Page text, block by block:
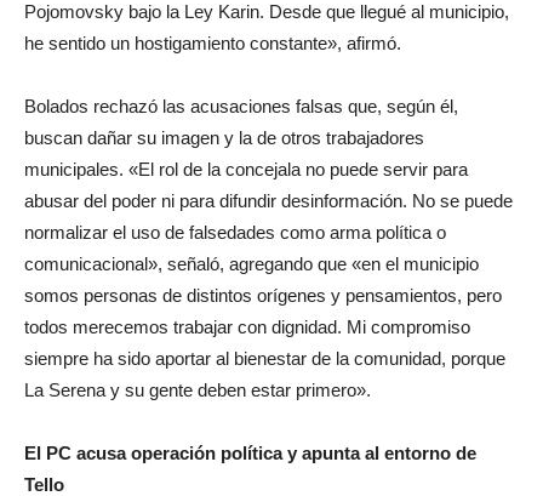
Pojomovsky bajo la Ley Karin. Desde que llegué al municipio,
he sentido un hostigamiento constante», afirmó.
Bolados rechazó las acusaciones falsas que, según él,
buscan dañar su imagen y la de otros trabajadores
municipales. «El rol de la concejala no puede servir para
abusar del poder ni para difundir desinformación. No se puede
normalizar el uso de falsedades como arma política o
comunicacional», señaló, agregando que «en el municipio
somos personas de distintos orígenes y pensamientos, pero
todos merecemos trabajar con dignidad. Mi compromiso
siempre ha sido aportar al bienestar de la comunidad, porque
La Serena y su gente deben estar primero».
El PC acusa operación política y apunta al entorno de
Tello